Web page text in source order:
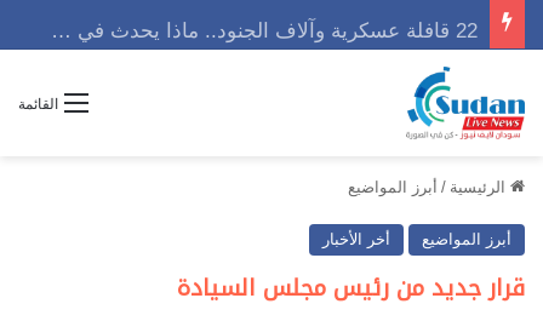
القائمة
الرئيسية / أبرز المواضيع
أبرز المواضيع أخر الأخبار
قرار جديد من رئيس مجلس السيادة